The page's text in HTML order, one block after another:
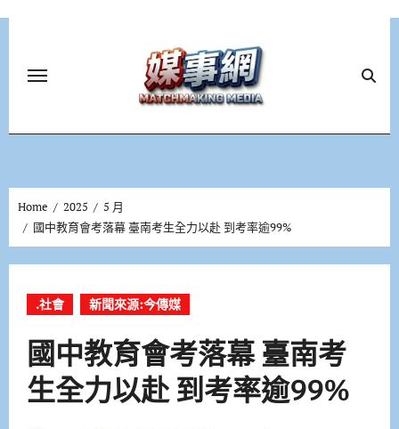
Home 2025
5 月
國中教育會考落幕 臺南考生全力以赴 到考率逾99%
.社會 新聞來源:今傳媒
國中教育會考落幕 臺南考
生全力以赴 到考率逾99%